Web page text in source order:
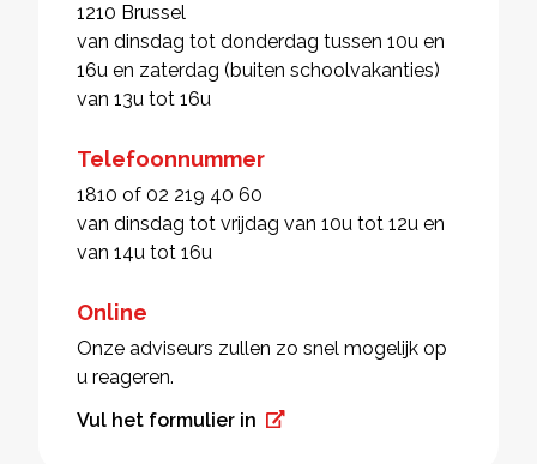
1210 Brussel
van dinsdag tot donderdag tussen 10u en
16u en zaterdag (buiten schoolvakanties)
van 13u tot 16u
Telefoonnummer
1810 of 02 219 40 60
van dinsdag tot vrijdag van 10u tot 12u en
van 14u tot 16u
Online
Onze adviseurs zullen zo snel mogelijk op
u reageren.
Vul het formulier in